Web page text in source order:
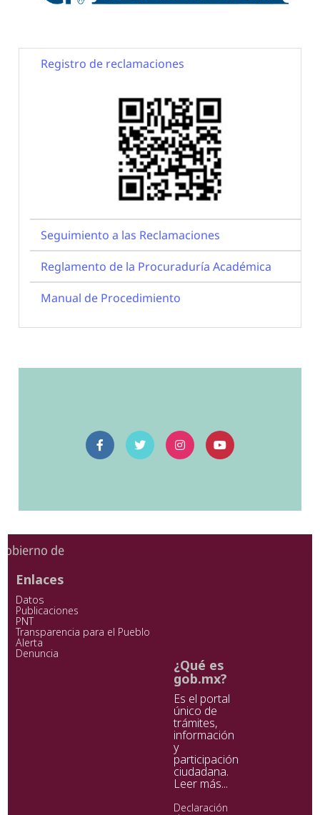
Registro de reclamaciones
Seguimiento a las Reclamaciones
Reglamento de la Procuraduría Académica
Manual de Procedimiento